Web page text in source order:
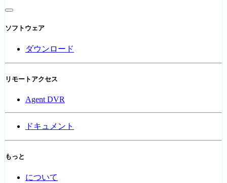
ソフトウェア
ダウンロード
リモートアクセス
Agent DVR
ドキュメント
もっと
について